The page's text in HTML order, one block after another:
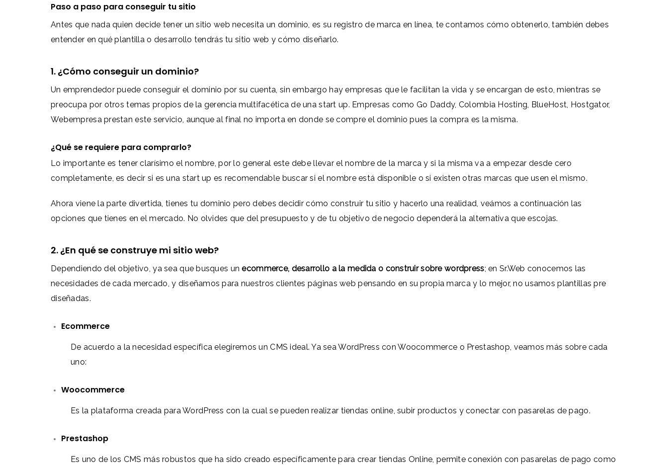
Paso a paso para conseguir tu sitio
Antes que nada quien decide tener un sitio web necesita un dominio, es su registro de marca en línea, te contamos cómo obtenerlo, también debes
entender en qué plantilla o desarrollo tendrás tu sitio web y cómo diseñarlo.
1. ¿Cómo conseguir un dominio?
Un emprendedor puede conseguir el dominio por su cuenta, sin embargo hay empresas que le facilitan la vida y se encargan de esto, mientras se
preocupa por otros temas propios de la gerencia multifacética de una start up. Empresas como Go Daddy, Colombia Hosting, BlueHost, Hostgator,
Webempresa prestan este servicio, aunque al final no importa en donde se compre el dominio pues la compra es la misma.
¿Qué se requiere para comprarlo?
Lo importante es tener clarísimo el nombre, por lo general este debe llevar el nombre de la marca y si la misma va a empezar desde cero
completamente, es decir si es una start up es recomendable buscar si el nombre está disponible o si existen otras marcas que usen el mismo.
Ahora viene la parte divertida, tienes tu dominio pero debes decidir cómo construir tu sitio y hacerlo una realidad, veámos a continuación las
opciones que tienes en el mercado. No olvides que del presupuesto y de tu objetivo de negocio dependerá la alternativa que escojas.
2. ¿En qué se construye mi sitio web?
Dependiendo del objetivo, ya sea que busques un ecommerce, desarrollo a la medida o construir sobre wordpress; en Sr.Web conocemos las
necesidades de cada mercado, y diseñamos para nuestros clientes páginas web pensando en su propia marca y lo mejor, no usamos plantillas pre
diseñadas.
Ecommerce
De acuerdo a la necesidad específica elegiremos un CMS ideal. Ya sea WordPress con Woocommerce o Prestashop, veamos más sobre cada
uno:
Woocommerce
Es la plataforma creada para WordPress con la cual se pueden realizar tiendas online, subir productos y conectar con pasarelas de pago.
Prestashop
Es uno de los CMS más robustos que ha sido creado específicamente para crear tiendas Online, permite conexión con pasarelas de pago como